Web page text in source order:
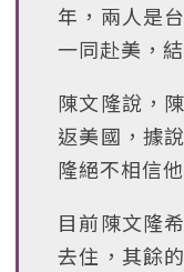
年，兩人是
一同赴美，
陳文隆說，
返美國，據
隆絕不相信
目前陳文隆
去住，其餘